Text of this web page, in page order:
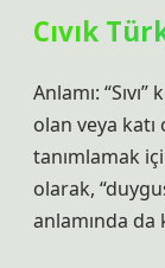
Cıvık
Anlamı:
olan veya katı
tanımlamak
olarak,
anlamında da